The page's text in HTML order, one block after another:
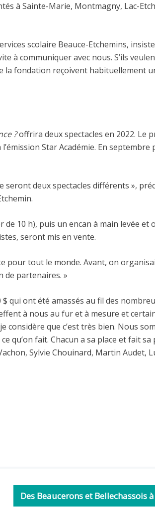
à Sainte-Marie, Montmagny, Lac-
scolaire Beauce-Etchemins,
à communiquer avec nous. S’ils
fondation reçoivent habituellement
?offrira deux spectacles en 2022. Le
Star Académie. En
deux spectacles différents »,
10 h), puis un encan à main levée
seront mis en vente.
pour tout le monde. Avant, on
de partenaires. »
ont été amassés au fil des
à nous au fur et à mesure et
que c’est très bien. Nous
qu’on fait. Chacun a sa place et fait
Sylvie Chouinard, Martin Audet,
Des Beaucerons et Bellechassois